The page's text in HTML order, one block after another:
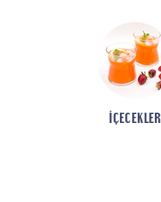
İÇECEKLER